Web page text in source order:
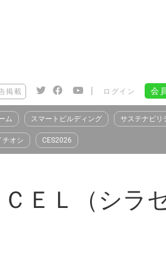
掲載 | ログイン 会
ム スマートビルディング サステナビリ
チオシ CES2026
ＥＬ（シラ